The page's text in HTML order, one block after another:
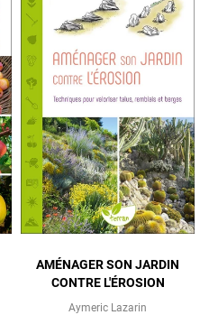
AMÉNAGER SON JARDIN
CONTRE L'ÉROSION
Aymeric Lazarin